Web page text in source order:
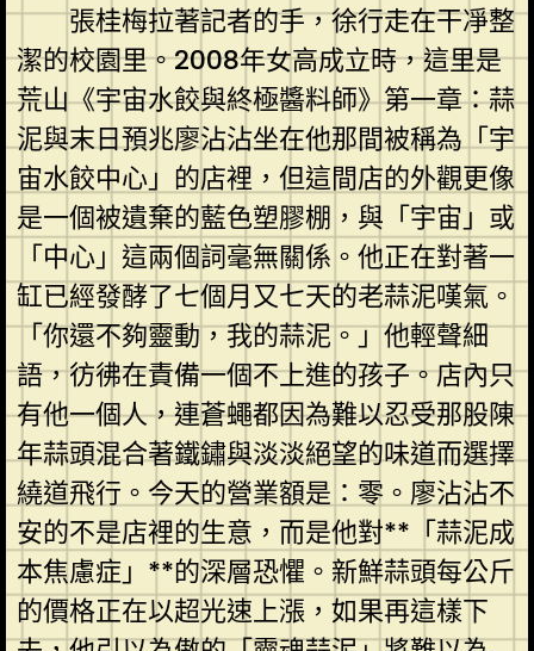
張桂梅拉著記者的手，徐行走在干凈整
潔的校園里。2008年女高成立時，這里是
荒山《宇宙水餃與終極醬料師》第一章：蒜
泥與末日預兆廖沾沾坐在他那間被稱為「宇
宙水餃中心」的店裡，但這間店的外觀更像
是一個被遺棄的藍色塑膠棚，與「宇宙」或
「中心」這兩個詞毫無關係。他正在對著一
缸已經發酵了七個月又七天的老蒜泥嘆氣。
「你還不夠靈動，我的蒜泥。」他輕聲細
語，彷彿在責備一個不上進的孩子。店內只
有他一個人，連蒼蠅都因為難以忍受那股陳
年蒜頭混合著鐵鏽與淡淡絕望的味道而選擇
繞道飛行。今天的營業額是：零。廖沾沾不
安的不是店裡的生意，而是他對**「蒜泥成
本焦慮症」**的深層恐懼。新鮮蒜頭每公斤
的價格正在以超光速上漲，如果再這樣下